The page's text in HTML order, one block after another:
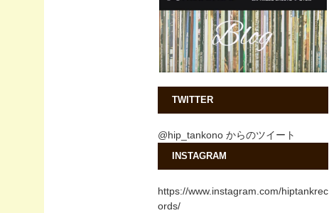
TWITTER
@hip_tankono からのツイート
INSTAGRAM
https://www.instagram.com/hiptankrec
ords/